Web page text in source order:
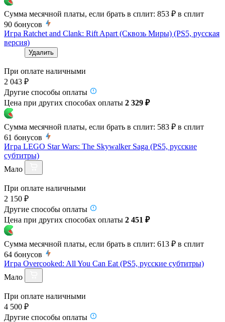
Сумма месячной платы, если брать в сплит: 853 ₽ в сплит
90 бонусов
Игра Ratchet and Clank: Rift Apart (Сквозь Миры) (PS5, русская
версия)
Удалить
При оплате наличными
2 043 ₽
Другие способы оплаты
Цена при других способах оплаты 2 329 ₽
Сумма месячной платы, если брать в сплит: 583 ₽ в сплит
61 бонусов
Игра LEGO Star Wars: The Skywalker Saga (PS5, русские
субтитры)
Мало
При оплате наличными
2 150 ₽
Другие способы оплаты
Цена при других способах оплаты 2 451 ₽
Сумма месячной платы, если брать в сплит: 613 ₽ в сплит
64 бонусов
Игра Overcooked: All You Can Eat (PS5, русские субтитры)
Мало
При оплате наличными
4 500 ₽
Другие способы оплаты